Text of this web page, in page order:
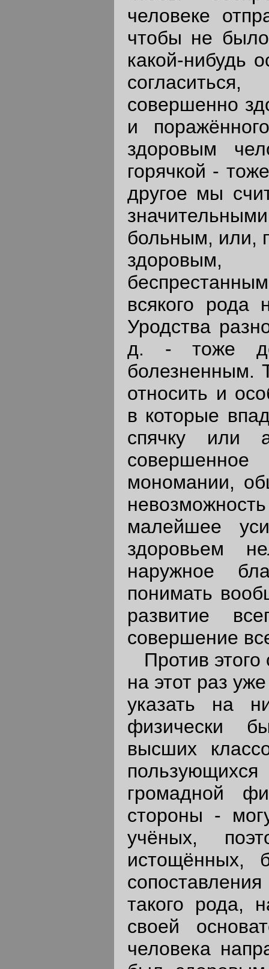
человеке
чтобы не
какой-нибудь
совершенно
и
здоровым
горячкой -
другое мы
больным, или,
здоровым,
всякого рода
Уродства
д. - тоже
болезненным.
относить и
в которые
спячку или
мономании,
малейшее
здоровьем
наружное
понимать
развитие
совершение
Против этого
на этот раз
указать на
физически
высших
громадной
стороны -
учёных,
истощённых,
такого рода,
своей
человека